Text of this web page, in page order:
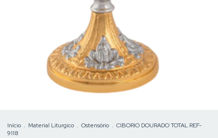
Início . Material Liturgico . Ostensório . CIBORIO DOURADO TOTAL REF-
9118